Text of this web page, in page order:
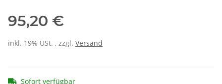
95,20 €
inkl. 19% USt. , zzgl. Versand
Sofort verfügbar